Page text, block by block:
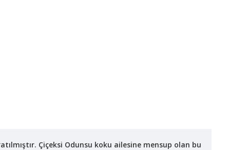
Çiçeksi Odunsu koku ailesine mensup olan bu